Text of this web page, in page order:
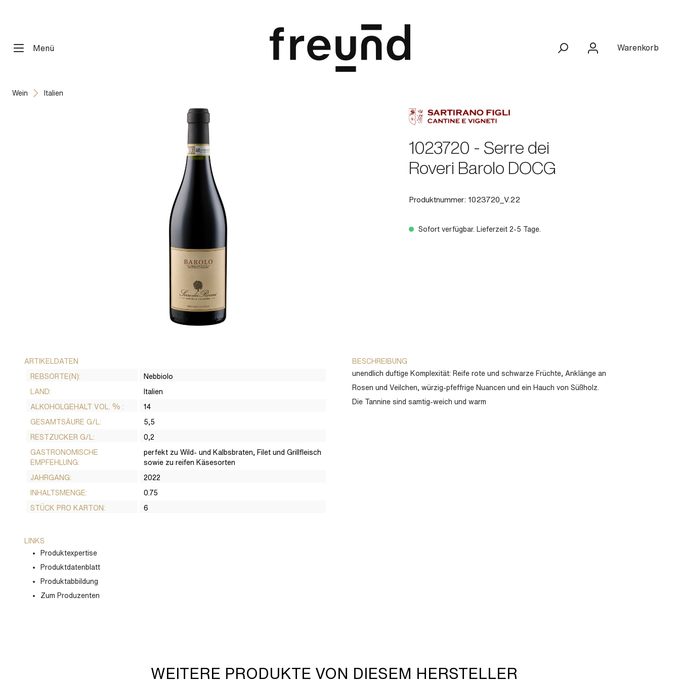
Menü Warenkorb
Wein Italien
1023720 - Serre dei
Roveri Barolo DOCG
Produktnummer: 1023720_V.22
Sofort verfügbar. Lieferzeit 2-5 Tage.
ARTIKELDATEN
REBSORTE(N): Nebbiolo
LAND: Italien
ALKOHOLGEHALT VOL. % : 14
GESAMTSÄURE G/L: 5,5
RESTZUCKER G/L: 0,2
GASTRONOMISCHE
EMPFEHLUNG:
perfekt zu Wild- und Kalbsbraten, Filet und Grillfleisch
sowie zu reifen Käsesorten
JAHRGANG: 2022
INHALTSMENGE: 0.75
STÜCK PRO KARTON: 6
LINKS
Produktexpertise
Produktdatenblatt
Produktabbildung
Zum Produzenten
BESCHREIBUNG
unendlich duftige Komplexität: Reife rote und schwarze Früchte, Anklänge an
Rosen und Veilchen, würzig-pfeffrige Nuancen und ein Hauch von Süßholz.
Die Tannine sind samtig-weich und warm
WEITERE PRODUKTE VON DIESEM HERSTELLER